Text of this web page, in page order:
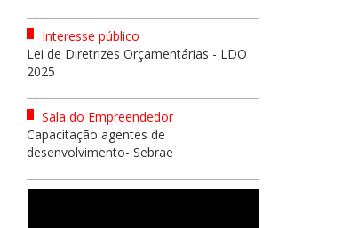
Interesse público
Lei de Diretrizes Orçamentárias - LDO
2025
Sala do Empreendedor
Capacitação agentes de
desenvolvimento- Sebrae